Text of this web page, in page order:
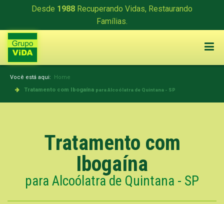
Desde 1988 Recuperando Vidas, Restaurando
Famílias.
Você está aqui: Home
Tratamento com Ibogaína para Alcoólatra de Quintana - SP
Tratamento com
Ibogaína
para Alcoólatra de Quintana - SP